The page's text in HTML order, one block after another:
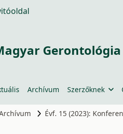
Gerontológia
Archívum Szerzőknek
Évf. 15 (2023):